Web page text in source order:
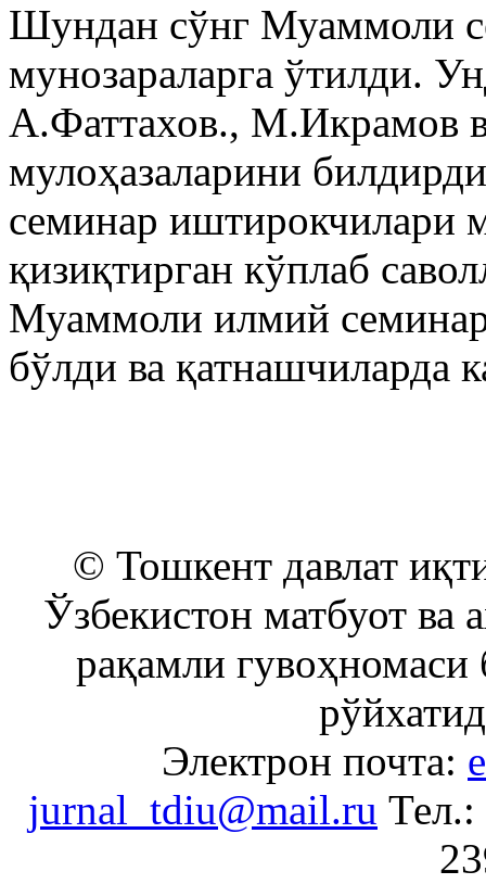
Шундан сўнг Муаммоли
мунозараларга ўтилди.
А.Фаттахов., М.Икрамов
мулоҳазаларини
семинар иштирокчилари
қизиқтирган кўплаб
Муаммоли илмий
бўлди ва қатнашчиларда
© Тошкент давлат
Ўзбекистон матбуот ва
рақамли
Электрон почта:
jurnal_tdiu@mail.ru